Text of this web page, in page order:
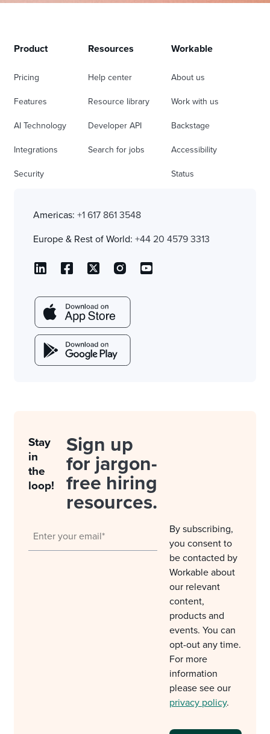
Product
Pricing
Features
AI Technology
Integrations
Security
Resources
Help center
Resource library
Developer API
Search for jobs
Workable
About us
Work with us
Backstage
Accessibility
Status
Americas: +1 617 861 3548
Europe & Rest of World: +44 20 4579 3313
Stay
in
the
loop!
Sign up
for jargon-
free hiring
resources.
By subscribing,
you consent to
be contacted by
Workable about
our relevant
content,
products and
events. You can
opt-out any time.
For more
information
please see our
privacy policy.